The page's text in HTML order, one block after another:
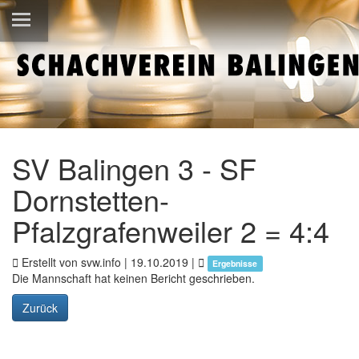
SV Balingen 3 - SF
Dornstetten-
Pfalzgrafenweiler 2 = 4:4
Erstellt von svw.info | 19.10.2019 | Ergebnisse
Die Mannschaft hat keinen Bericht geschrieben.
Zurück